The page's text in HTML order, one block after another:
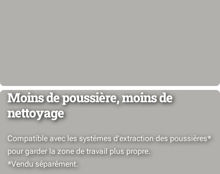
Moins de poussière, moins de
nettoyage
Compatible avec les systèmes d’extraction des poussières*
pour garder la zone de travail plus propre.
*Vendu séparément.